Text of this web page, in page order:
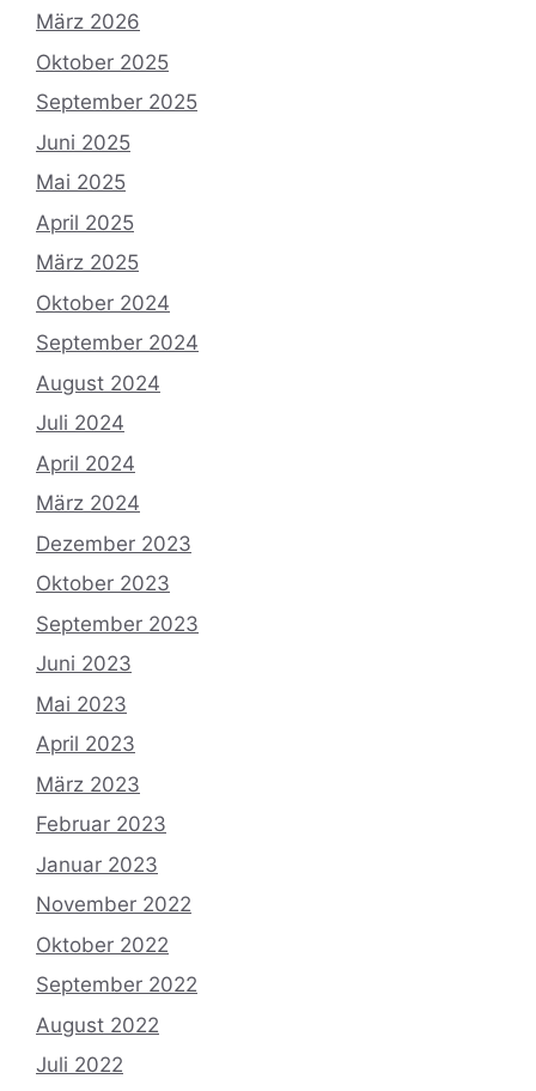
März 2026
Oktober 2025
September 2025
Juni 2025
Mai 2025
April 2025
März 2025
Oktober 2024
September 2024
August 2024
Juli 2024
April 2024
März 2024
Dezember 2023
Oktober 2023
September 2023
Juni 2023
Mai 2023
April 2023
März 2023
Februar 2023
Januar 2023
November 2022
Oktober 2022
September 2022
August 2022
Juli 2022